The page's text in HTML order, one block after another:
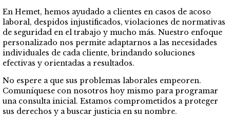
En Hemet, hemos ayudado a clientes en casos de acoso
laboral, despidos injustificados, violaciones de normativas
de seguridad en el trabajo y mucho más. Nuestro enfoque
personalizado nos permite adaptarnos a las necesidades
individuales de cada cliente, brindando soluciones
efectivas y orientadas a resultados.
No espere a que sus problemas laborales empeoren.
Comuníquese con nosotros hoy mismo para programar
una consulta inicial. Estamos comprometidos a proteger
sus derechos y a buscar justicia en su nombre.